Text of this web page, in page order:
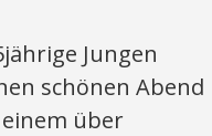
Jungen
schönen Abend
über